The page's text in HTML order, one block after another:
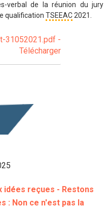
verbal de la réunion du jury
qualification TSEEAC 2021.
31052021.pdf -
Télécharger
idées reçues - Restons
: Non ce n'est pas la